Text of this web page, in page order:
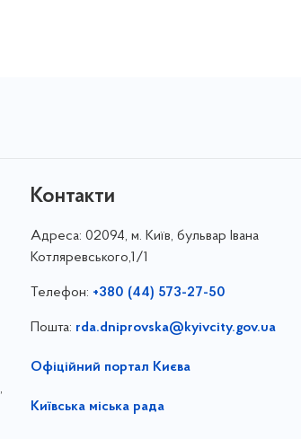
,
Контакти
Адреса: 02094, м. Київ, бульвар Івана
Котляревського,1/1
Телефон: +380 (44) 573-27-50
Пошта: rda.dniprovska@kyivcity.gov.ua
Офіційний портал Києва
Київська міська рада